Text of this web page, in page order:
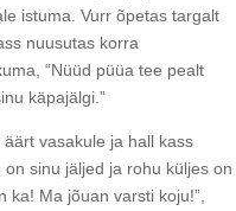
istuma. Vurr õpetas targalt
nuusutas korra
“Nüüd püüa tee pealt
käpajälgi.”
vasakule ja hall kass
sinu jäljed ja rohu küljes on
ka! Ma jõuan varsti koju!”,